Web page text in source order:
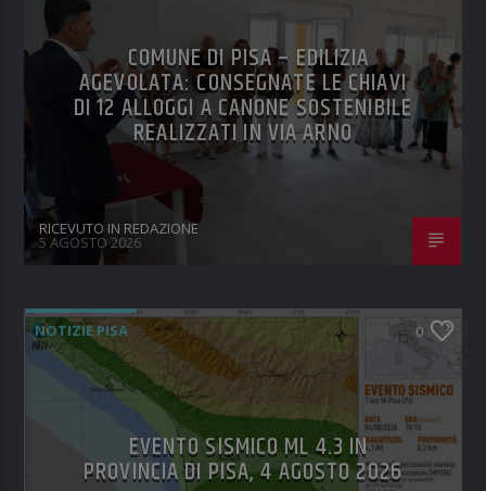
COMUNE DI PISA – EDILIZIA
AGEVOLATA: CONSEGNATE LE CHIAVI
DI 12 ALLOGGI A CANONE SOSTENIBILE
REALIZZATI IN VIA ARNO
RICEVUTO IN REDAZIONE
5 AGOSTO 2026
NOTIZIE PISA 0
EVENTO SISMICO ML 4.3 IN
PROVINCIA DI PISA, 4 AGOSTO 2026